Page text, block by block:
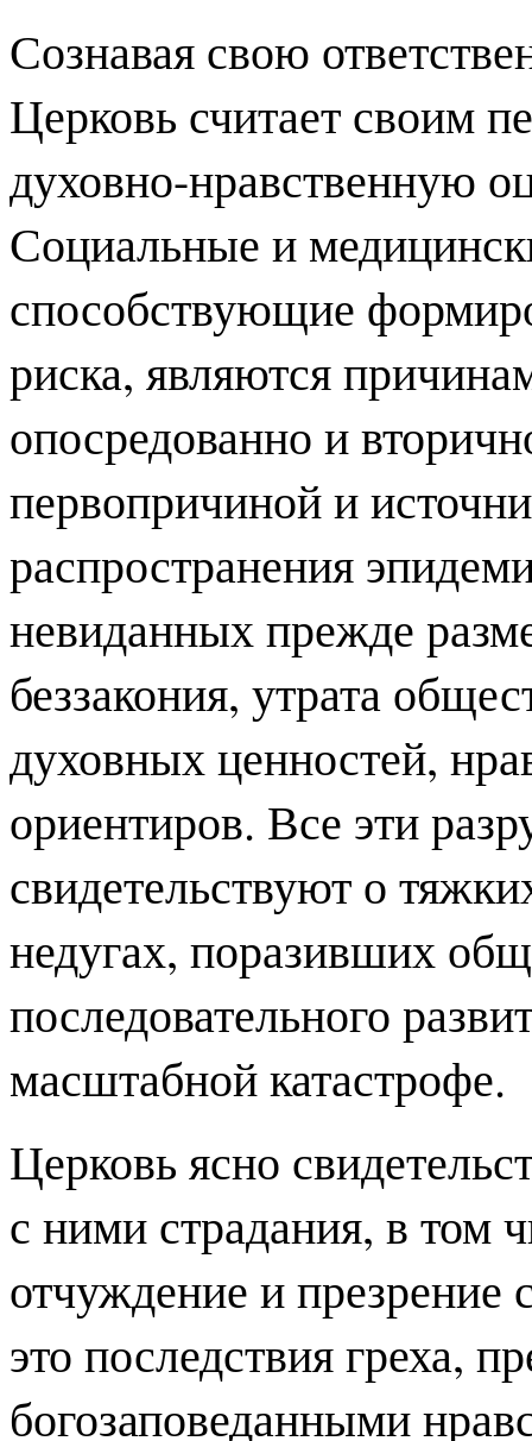
Сознавая свою
Церковь считает своим
духовно-нравственную
Социальные и
способствующие
риска, являются
опосредованно и
первопричиной и
распространения
невиданных прежде
беззакония, утрата
духовных ценностей,
ориентиров. Все эти
свидетельствуют о
недугах, поразивших
последовательного
масштабной катастрофе.
Церковь ясно
с ними страдания, в том
отчуждение и
это последствия греха,
богозаповеданными